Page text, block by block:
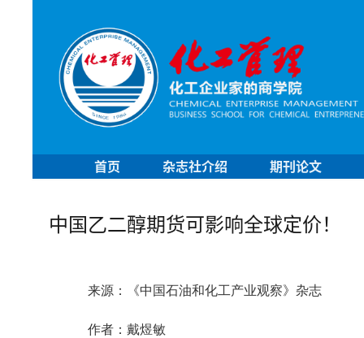
首页 杂志社介绍 期刊论文
中国乙二醇期货可影响全球定价！
来源：《中国石油和化工产业观察》杂志
作者：戴煜敏